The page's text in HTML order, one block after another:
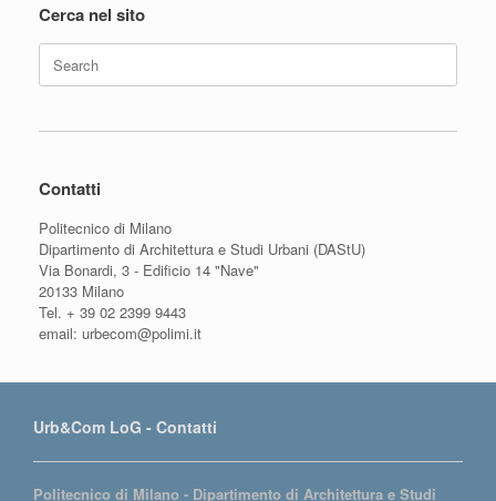
Cerca nel sito
Search
for:
Contatti
Politecnico di Milano
Dipartimento di Architettura e Studi Urbani (DAStU)
Via Bonardi, 3 - Edificio 14 "Nave"
20133 Milano
Tel. + 39 02 2399 9443
email: urbecom@polimi.it
Urb&Com LoG - Contatti
Politecnico di Milano - Dipartimento di Architettura e Studi